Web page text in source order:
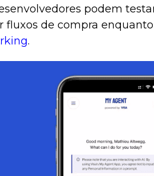
podem
fluxos de compra
.